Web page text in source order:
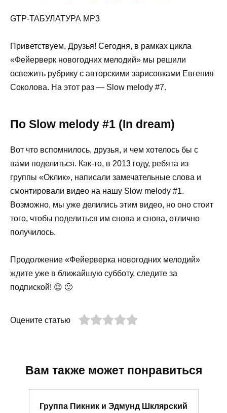
GTP-ТАБУЛАТУРА MP3
Приветствуем, Друзья! Сегодня, в рамках цикла
«Фейерверк новогодних мелодий» мы решили
освежить рубрику с авторскими зарисовками Евгения
Соколова. На этот раз — Slow melody #7.
По Slow melody #1 (In dream)
Вот что вспомнилось, друзья, и чем хотелось бы с
вами поделиться. Как-то, в 2013 году, ребята из
группы «Оклик», написали замечательные слова и
смонтировали видео на нашу Slow melody #1.
Возможно, мы уже делились этим видео, но оно стоит
того, чтобы поделиться им снова и снова, отлично
получилось.
Продолжение «Фейерверка новогодних мелодий»
ждите уже в ближайшую субботу, следите за
подпиской! 😉 🙂
Оцените статью
Вам также может понравиться
Группа Пикник и Эдмунд Шклярский